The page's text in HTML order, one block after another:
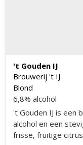
't Gouden IJ
Brouwerij 't IJ
Blond
6,8% alcohol
't Gouden IJ is een
alcohol en een
frisse, fruitige